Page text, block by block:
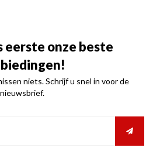
eerste onze beste
niets. Schrijf u snel in voor de
nieuwsbrief.